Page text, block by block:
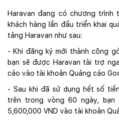
Haravan đang có chương
khách hàng lần đầu triển khai
tảng Haravan như sau:
- Khi đăng ký mới thành công gói
bạn sẽ được Haravan tài trợ
cáo vào tài khoản Quảng cáo
- Sau khi đã sử dụng hết số
trên trong vòng 60 ngày, bạn
5,600,000 VND vào tài khoản